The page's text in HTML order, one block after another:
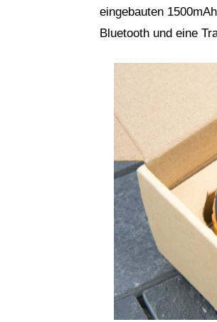
eingebauten
Bluetooth und eine